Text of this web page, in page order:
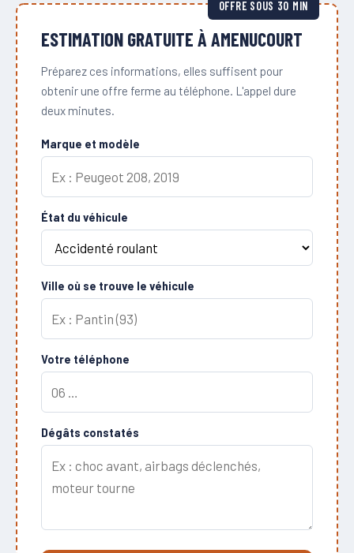
OFFRE SOUS 30 MIN
ESTIMATION GRATUITE À AMENUCOURT
Préparez ces informations, elles suffisent pour
obtenir une offre ferme au téléphone. L'appel dure
deux minutes.
Marque et modèle
État du véhicule
Ville où se trouve le véhicule
Votre téléphone
Dégâts constatés